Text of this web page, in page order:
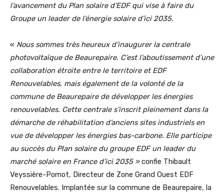
l’avancement du Plan solaire d’EDF qui vise à faire du
Groupe un leader de l’énergie solaire d’ici 2035.
« Nous sommes très heureux d’inaugurer la centrale
photovoltaïque de Beaurepaire. C’est l’aboutissement d’une
collaboration étroite entre le territoire et EDF
Renouvelables, mais également de la volonté de la
commune de Beaurepaire de développer les énergies
renouvelables. Cette centrale s’inscrit pleinement dans la
démarche de réhabilitation d’anciens sites industriels en
vue de développer les énergies bas-carbone. Elle participe
au succès du Plan solaire du groupe EDF un leader du
marché solaire en France d’ici 2035 »confie Thibault
Veyssière-Pomot, Directeur de Zone Grand Ouest EDF
Renouvelables. Implantée sur la commune de Beaurepaire, la